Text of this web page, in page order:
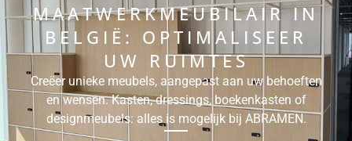
MAATWERKMEUBILAIR IN
BELGIË: OPTIMALISEER
UW RUIMTES
Creëer unieke meubels, aangepast aan uw behoeften
en wensen. Kasten, dressings, boekenkasten of
designmeubels: alles is mogelijk bij ABRAMEN.